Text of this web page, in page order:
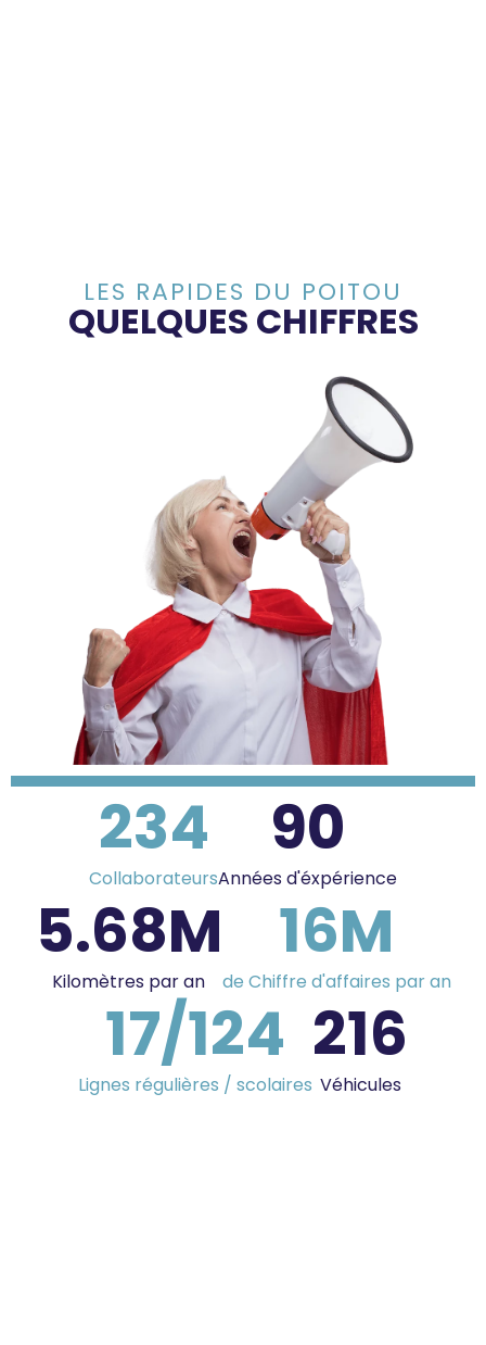
LES RAPIDES DU POITOU
QUELQUES CHIFFRES
Collaborateurs
234
Années d'éxpérience
90
Kilomètres par an
5.68M
de Chiffre d'affaires par an
16M
Lignes régulières / scolaires
17/124
Véhicules
216